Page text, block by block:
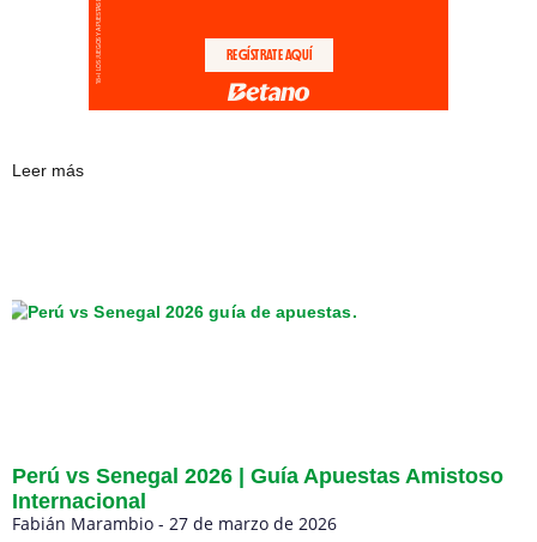
Leer más
Perú vs Senegal 2026 | Guía Apuestas Amistoso
Internacional
Fabián Marambio 27 de marzo de 2026